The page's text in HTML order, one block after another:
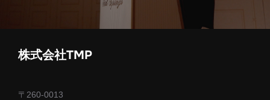
株式会社TMP
〒260-0013